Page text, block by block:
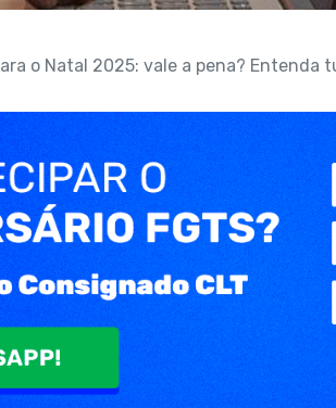
o Natal 2025: vale a pena? Entenda